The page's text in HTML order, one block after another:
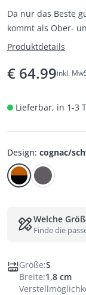
Da nur das Beste
kommt als Ober-
UP doppelt
Produktdetails
€ 64.99inkl.
Lieferbar, in 1-3
Design: cognac/
Welche
Finde die
Größe:S
Breite:1,8 cm